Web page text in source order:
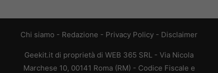
Chi siamo - Redazione - Privacy Policy - Disclaimer
Geekit.it di proprietà di WEB 365 SRL - Via Nicola
Marchese 10, 00141 Roma (RM) - Codice Fiscale e